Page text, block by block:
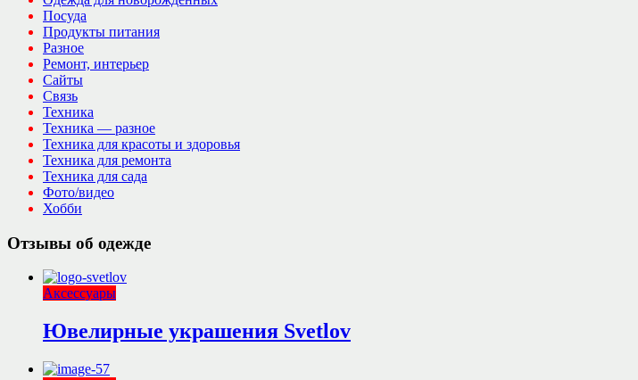
Посуда
Продукты питания
Разное
Ремонт, интерьер
Сайты
Связь
Техника
Техника — разное
Техника для красоты и здоровья
Техника для ремонта
Техника для сада
Фото/видео
Хобби
Отзывы об одежде
Аксессуары
Ювелирные украшения Svetlov